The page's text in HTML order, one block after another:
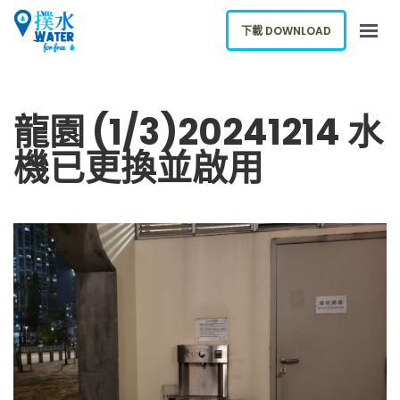
下載應用
網誌
報告新飲水機
ENGLISH
龍園 (1/3)20241214 水
機已更換並啟用
下載 DOWNLOAD